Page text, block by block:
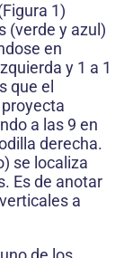
1)
(verde y azul)
en
y 1 a 1
que el
a las 9 en
derecha.
se localiza
Es de anotar
a